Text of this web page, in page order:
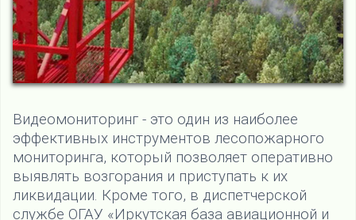
Видеомониторинг - это один из наиболее
эффективных инструментов лесопожарного
мониторинга, который позволяет оперативно
выявлять возгорания и приступать к их
ликвидации. Кроме того, в диспетчерской
службе ОГАУ «Иркутская база авиационной и